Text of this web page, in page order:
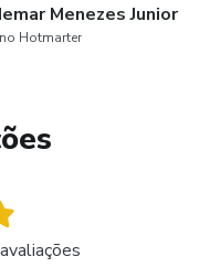
Menezes Junior
Hotmarter